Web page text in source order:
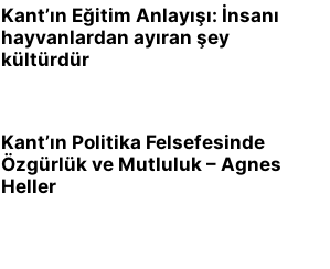
Kant’ın Eğitim Anlayışı: İnsanı
hayvanlardan ayıran şey
kültürdür
Kant’ın Politika Felsefesinde
Özgürlük ve Mutluluk – Agnes
Heller